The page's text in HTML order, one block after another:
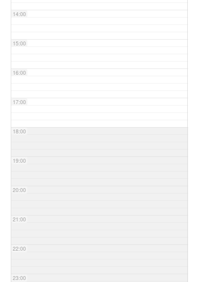
14:00
15:00
16:00
17:00
18:00
19:00
20:00
21:00
22:00
23:00